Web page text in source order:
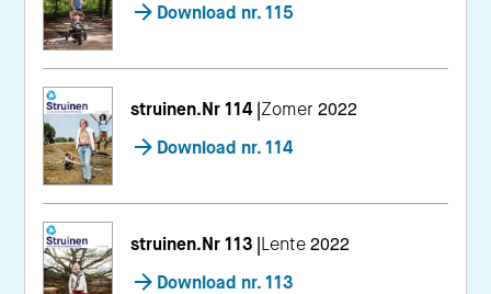
Download nr. 115
struinen.Nr 114|Zomer 2022
Download nr. 114
struinen.Nr 113 |Lente 2022
Download nr. 113